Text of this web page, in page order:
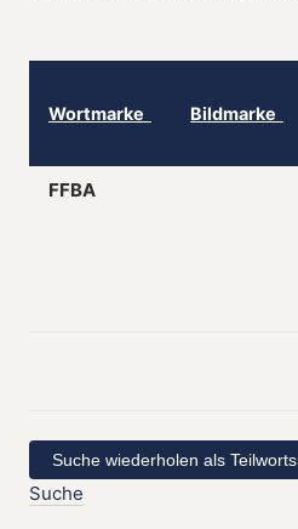
Wortmarke Bildmarke
FFBA
Suche